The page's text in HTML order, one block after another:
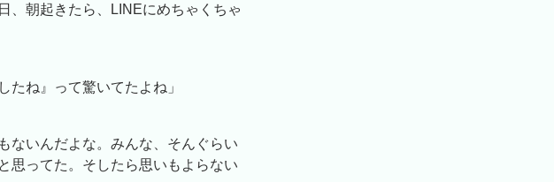
、朝起きたら、LINEにめちゃくちゃ
たね』って驚いてたよね」
ないんだよな。みんな、そんぐらい
思ってた。そしたら思いもよらない